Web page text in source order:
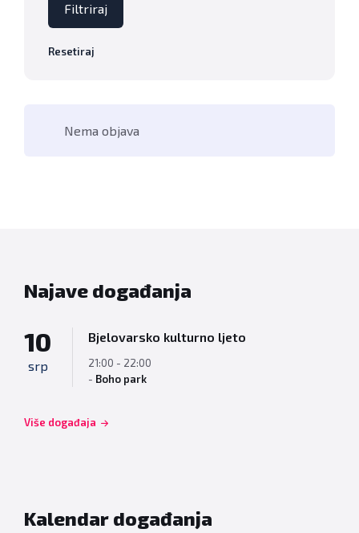
Filtriraj
Resetiraj
Nema objava
Najave događanja
10
srp
Bjelovarsko kulturno ljeto
21:00 - 22:00
- Boho park
Više događaja
Kalendar događanja